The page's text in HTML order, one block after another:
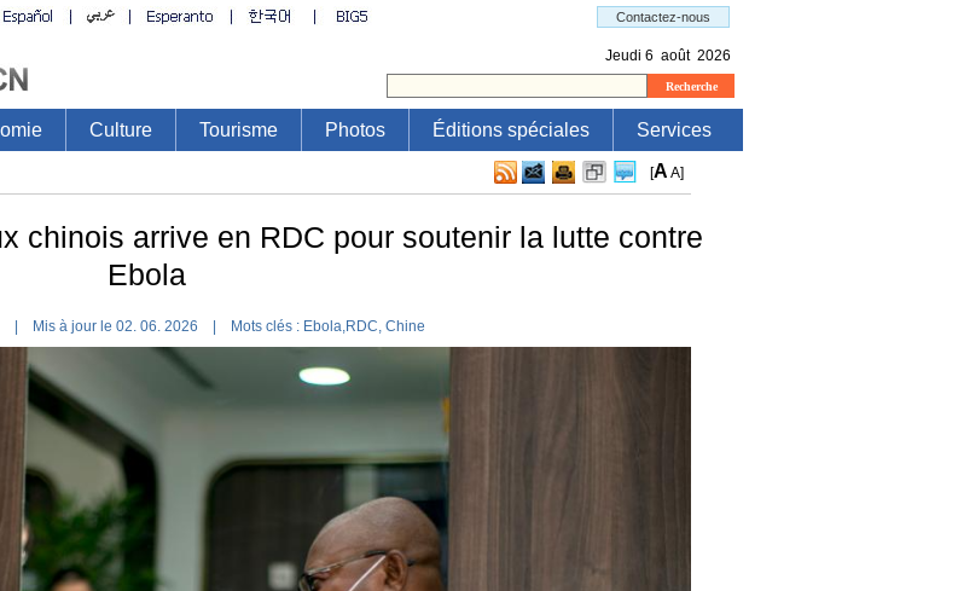
Culture Tourisme Photos Éditions spéciales Services
[A A]
chinois arrive en RDC pour soutenir la lutte contre
Ebola
| Mis à jour le 02. 06. 2026 | Mots clés : Ebola,RDC, Chine